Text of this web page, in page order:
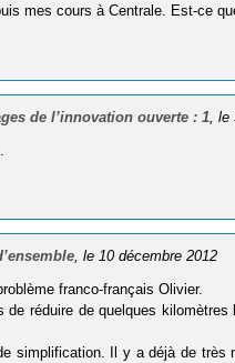
mes cours à Centrale. Est-ce
de l’innovation ouverte : 1 ,
, le 10 décembre 2012
franco-français Olivier.
de réduire de quelques
simplification. Il y a déjà de